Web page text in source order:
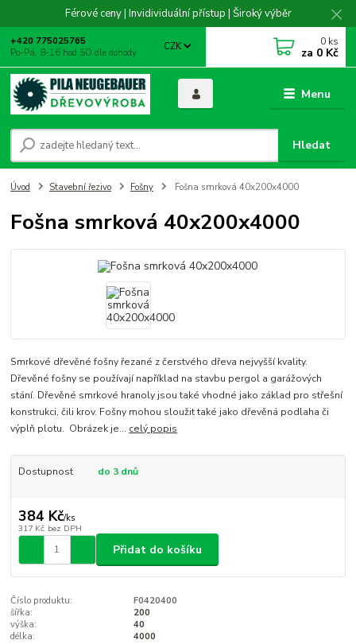
Férové ceny | Invidividuální přístup | Široký výběr
Menu
CZK
Hledat
+420 775025765
Po-Pá, 8-16 hod SO dle dohody
0 ks
za 0 Kč
Úvod Stavební řezivo Fošny Fošna smrková 40x200x4000
Fošna smrková 40x200x4000
Smrkové dřevěné fošny řezané z čerstvého dřeva nejvyšší kvality.
Dřevěné fošny se používají například na stavbu pergol a garážových
stání. Dřevěné smrkové hranoly jsou také vhodné jako základ pro střešní
konstrukci, čili krov. Fošny mohou sloužit také jako dřevěná podlaha či
výplň plotu. Obrázek je... celý popis
Dostupnost do 3 dnů
384 Kč/ks
317 Kč bez DPH
Přidat do košíku
Číslo produktu:
F0420400
šířka:
200
výška:
40
délka:
4000